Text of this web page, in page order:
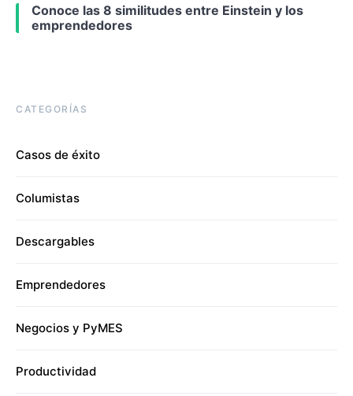
Conoce las 8 similitudes entre Einstein y los
emprendedores
CATEGORÍAS
Casos de éxito
Columistas
Descargables
Emprendedores
Negocios y PyMES
Productividad